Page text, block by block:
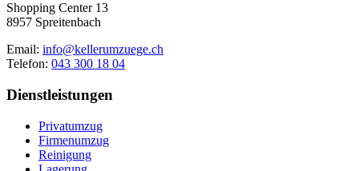
Shopping Center 13
8957 Spreitenbach
Email: info@kellerumzuege.ch
Telefon: 043 300 18 04
Dienstleistungen
Privatumzug
Firmenumzug
Reinigung